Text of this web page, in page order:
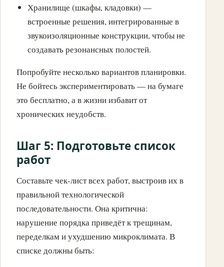
Хранилище (шкафы, кладовки) —
встроенные решения, интегрированные в
звукоизоляционные конструкции, чтобы не
создавать резонансных полостей.
Попробуйте несколько вариантов планировки.
Не бойтесь экспериментировать — на бумаге
это бесплатно, а в жизни избавит от
хронических неудобств.
Шаг 5: Подготовьте список
работ
Составьте чек-лист всех работ, выстроив их в
правильной технологической
последовательности. Она критична:
нарушение порядка приведёт к трещинам,
переделкам и ухудшению микроклимата. В
списке должны быть: